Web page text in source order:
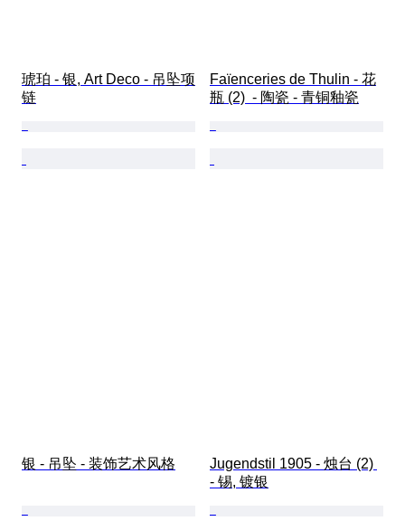
琥珀 - 银, Art Deco - 吊坠项
链
Faïenceries de Thulin - 花
瓶 (2)  - 陶瓷 - 青铜釉瓷
银 - 吊坠 - 装饰艺术风格
Jugendstil 1905 - 烛台 (2)
- 锡, 镀银